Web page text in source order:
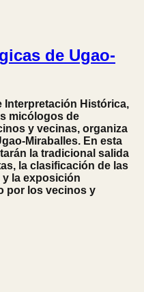
de Ugao-
Interpretación Histórica,
micólogos de
y vecinas, organiza
Miraballes. En esta
la tradicional salida
la clasificación de las
la exposición
por los vecinos y